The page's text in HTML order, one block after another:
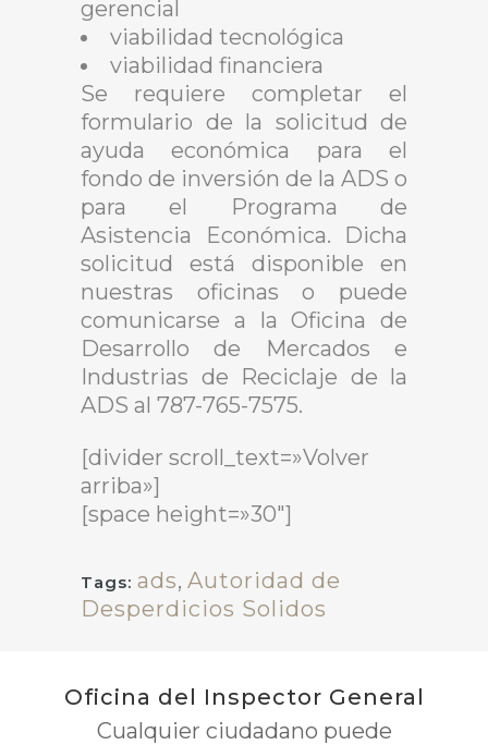
gerencial
viabilidad tecnológica
viabilidad financiera
Se requiere completar el
formulario de la solicitud de
ayuda económica para el
fondo de inversión de la ADS o
para el Programa de
Asistencia Económica. Dicha
solicitud está disponible en
nuestras oficinas o puede
comunicarse a la Oficina de
Desarrollo de Mercados e
Industrias de Reciclaje de la
ADS al 787-765-7575.
[divider scroll_text=»Volver
arriba»]
[space height=»30″]
Tags: ads, Autoridad de
Desperdicios Solidos
Oficina del Inspector General
Cualquier ciudadano puede